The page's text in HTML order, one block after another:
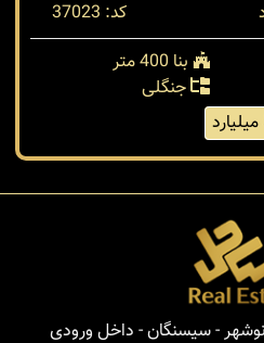
کد: 37023
بنا 400 متر
جنگلی
- سیسنگان - داخل ورودی